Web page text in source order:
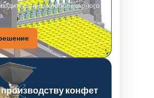
хлебопекарного
конфет